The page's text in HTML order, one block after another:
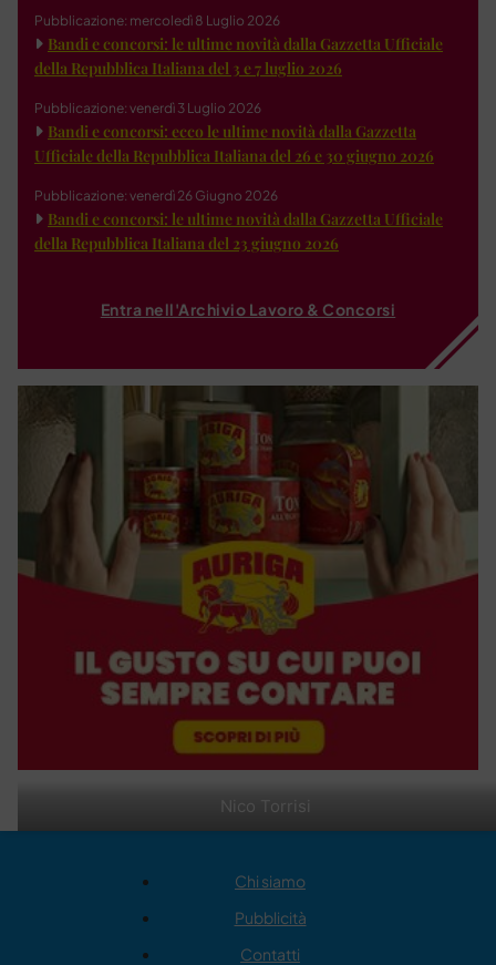
Nico Torrisi
Pubblicazione: mercoledì 8 Luglio 2026
Bandi e concorsi: le ultime novità dalla Gazzetta Ufficiale
della Repubblica Italiana del 3 e 7 luglio 2026
Pubblicazione: venerdì 3 Luglio 2026
Bandi e concorsi: ecco le ultime novità dalla Gazzetta
Ufficiale della Repubblica Italiana del 26 e 30 giugno 2026
Pubblicazione: venerdì 26 Giugno 2026
Bandi e concorsi: le ultime novità dalla Gazzetta Ufficiale
della Repubblica Italiana del 23 giugno 2026
Entra nell'Archivio Lavoro & Concorsi
Chi siamo
Pubblicità
Contatti